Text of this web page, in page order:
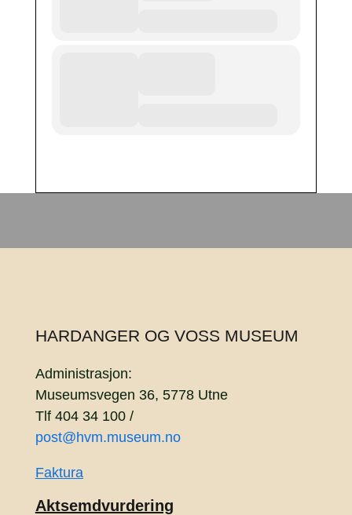
HARDANGER OG VOSS MUSEUM
Administrasjon:
Museumsvegen 36, 5778 Utne
Tlf 404 34 100 /
post@hvm.museum.no
Faktura
Aktsemdvurdering